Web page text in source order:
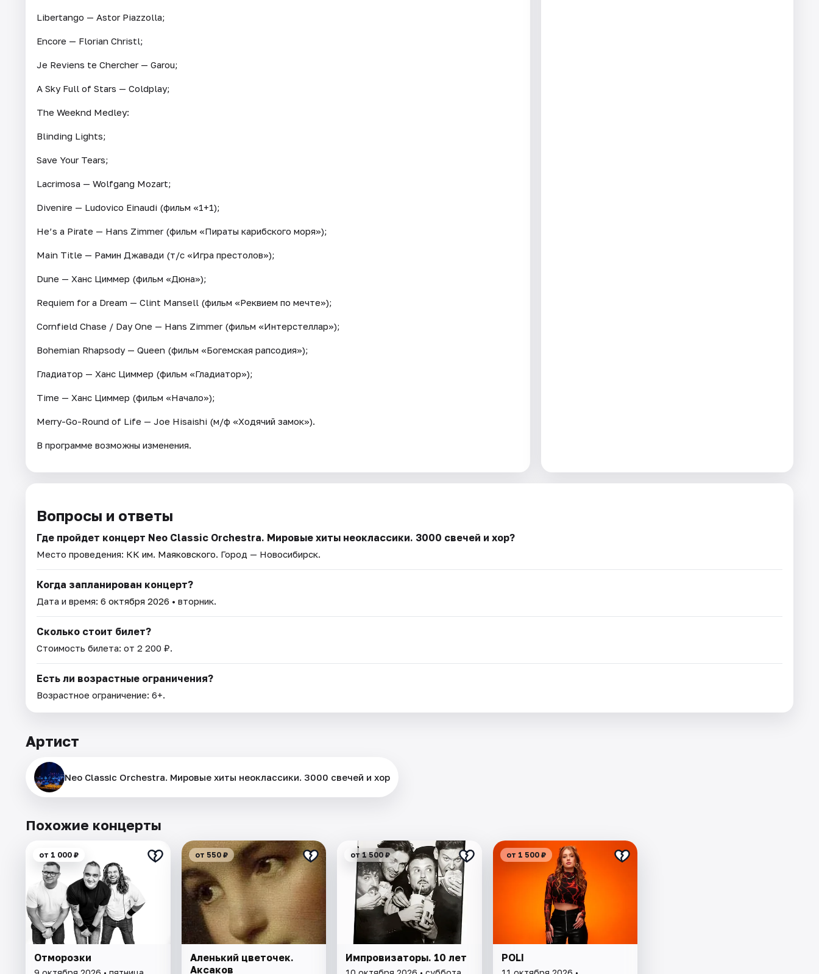
Libertango — Astor Piazzolla;
Encore — Florian Christl;
Je Reviens te Chercher — Garou;
A Sky Full of Stars — Coldplay;
The Weeknd Medley:
Blinding Lights;
Save Your Tears;
Lacrimosa — Wolfgang Mozart;
Divenire — Ludovico Einaudi (фильм «1+1);
He’s a Pirate — Hans Zimmer (фильм «Пираты карибского моря»);
Main Title — Рамин Джавади (т/с «Игра престолов»);
Dune — Ханс Циммер (фильм «Дюна»);
Requiem for a Dream — Clint Mansell (фильм «Реквием по мечте»);
Cornfield Chase / Day One — Hans Zimmer (фильм «Интерстеллар»);
Bohemian Rhapsody — Queen (фильм «Богемская рапсодия»);
Гладиатор — Ханс Циммер (фильм «Гладиатор»);
Time — Ханс Циммер (фильм «Начало»);
Merry-Go-Round of Life — Joe Hisaishi (м/ф «Ходячий замок»).
В программе возможны изменения.
Вопросы и ответы
Где пройдет концерт Neo Classic Orchestra. Мировые хиты неоклассики. 3000 свечей и хор?
Место проведения: КК им. Маяковского. Город — Новосибирск.
Когда запланирован концерт?
Дата и время: 6 октября 2026 • вторник.
Сколько стоит билет?
Стоимость билета: от 2 200 ₽.
Есть ли возрастные ограничения?
Возрастное ограничение: 6+.
Артист
Neo Classic Orchestra. Мировые хиты неоклассики. 3000 свечей и хор
Похожие концерты
от 1 000 ₽
Отморозки
от 550 ₽
Аленький цветочек.
Аксаков
от 1 500 ₽
Импровизаторы. 10 лет
от 1 500 ₽
POLI